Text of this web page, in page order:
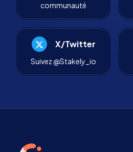
communauté
X/Twitter
Suivez @Stakely_io